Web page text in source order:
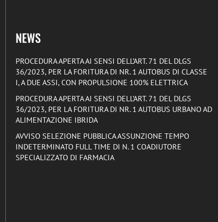
NEWS
PROCEDURA APERTA AI SENSI DELL’ART. 71 DEL DLGS
36/2023, PER LA FORITURA DI NR. 1 AUTOBUS DI CLASSE
I, A DUE ASSI, CON PROPULSIONE 100% ELETTRICA
PROCEDURA APERTA AI SENSI DELL’ART. 71 DEL DLGS
36/2023, PER LA FORITURA DI NR. 1 AUTOBUS URBANO AD
ALIMENTAZIONE IBRIDA
AVVISO SELEZIONE PUBBLICA ASSUNZIONE TEMPO
INDETERMINATO FULL TIME DI N. 1 COADIUTORE
SPECIALIZZATO DI FARMACIA